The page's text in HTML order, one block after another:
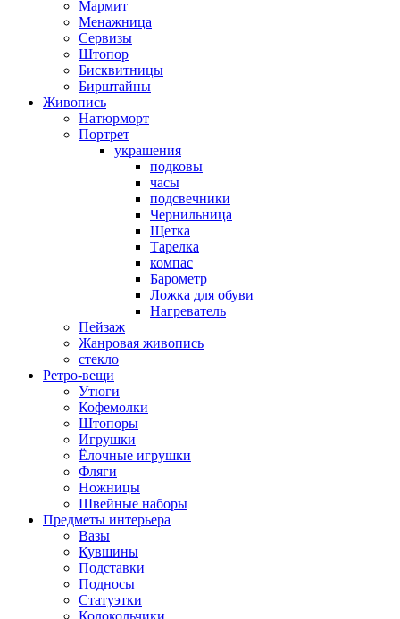
Мармит
Менажница
Сервизы
Штопор
Бисквитницы
Бирштайны
Живопись
Натюрморт
Портрет
украшения
подковы
часы
подсвечники
Чернильница
Щетка
Тарелка
компас
Барометр
Ложка для обуви
Нагреватель
Пейзаж
Жанровая живопись
стекло
Ретро-вещи
Утюги
Кофемолки
Штопоры
Игрушки
Ёлочные игрушки
Фляги
Ножницы
Швейные наборы
Предметы интерьера
Вазы
Кувшины
Подставки
Подносы
Статуэтки
Колокольчики